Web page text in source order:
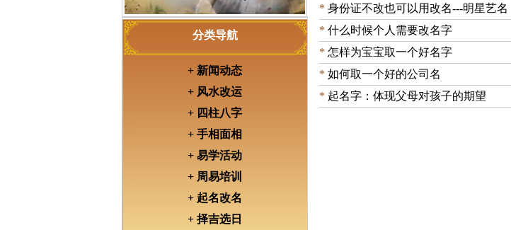
分类导航
+ 新闻动态
+ 风水改运
+ 四柱八字
+ 手相面相
+ 易学活动
+ 周易培训
+ 起名改名
+ 择吉选日
* 身份证不改也可以用改名---明星艺名
* 什么时候个人需要改名字
* 怎样为宝宝取一个好名字
* 如何取一个好的公司名
* 起名字：体现父母对孩子的期望